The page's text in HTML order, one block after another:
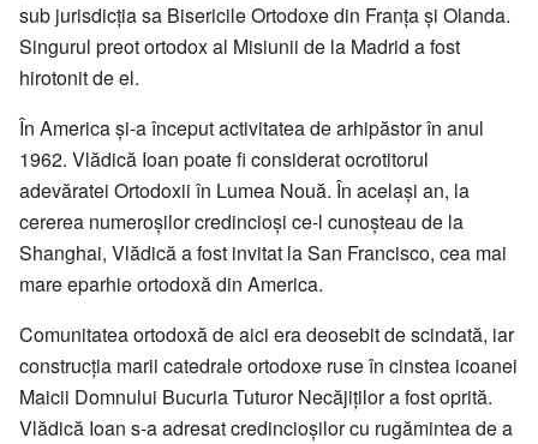
sub jurisdicția sa Bisericile Ortodoxe din Franța și Olanda.
Singurul preot ortodox al Misiunii de la Madrid a fost
hirotonit de el.
În America și-a început activitatea de arhipăstor în anul
1962. Vlădică Ioan poate fi considerat ocrotitorul
adevăratei Ortodoxii în Lumea Nouă. În același an, la
cererea numeroșilor credincioși ce-l cunoșteau de la
Shanghai, Vlădică a fost invitat la San Francisco, cea mai
mare eparhie ortodoxă din America.
Comunitatea ortodoxă de aici era deosebit de scindată, iar
construcția marii catedrale ortodoxe ruse în cinstea icoanei
Maicii Domnului Bucuria Tuturor Necăjiților a fost oprită.
Vlădică Ioan s-a adresat credincioșilor cu rugămintea de a